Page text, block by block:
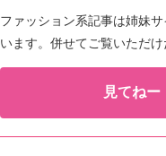
ファッション系記事は姉妹
います。併せてご覧いただけ
見てねー